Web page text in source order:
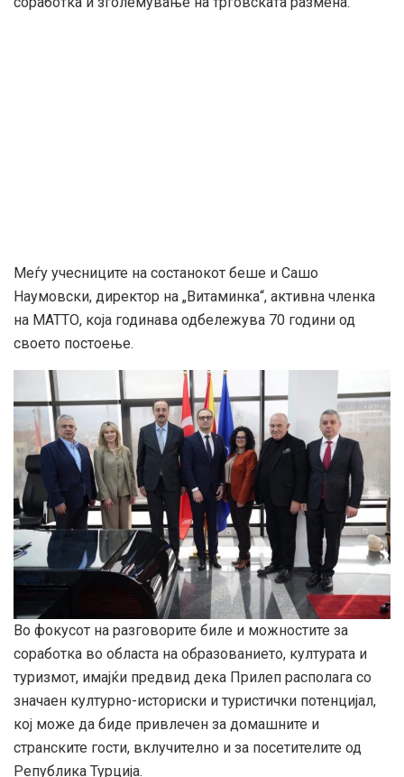
Меѓу учесниците на состанокот беше и Сашо
Наумовски, директор на „Витаминка“, активна членка
на МАТТО, која годинава одбележува 70 години од
своето постоење.
Во фокусот на разговорите биле и можностите за
соработка во областа на образованието, културата и
туризмот, имајќи предвид дека Прилеп располага со
значаен културно-историски и туристички потенцијал,
кој може да биде привлечен за домашните и
странските гости, вклучително и за посетителите од
Република Турција.